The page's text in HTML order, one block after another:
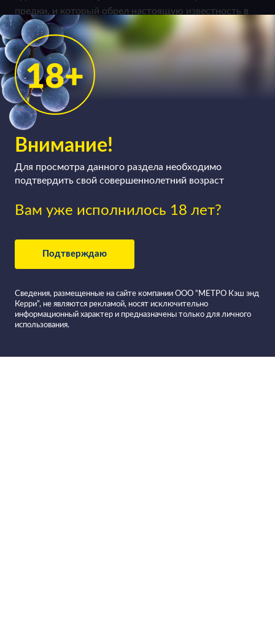
Внимание!
Для просмотра данного раздела необходимо
подтвердить свой совершеннолетний возраст
Вам уже исполнилось 18 лет?
Подтверждаю
Сведения, размещенные на сайте компании ООО “МЕТРО Кэш энд
Керри”, не являются рекламой, носят исключительно
информационный характер и предназначены только для личного
использования.
предки, и который обрел настоящую известность в
последнее время – метод ансестраль, при котором
брожение первого базового вина завершается в
бутылке.